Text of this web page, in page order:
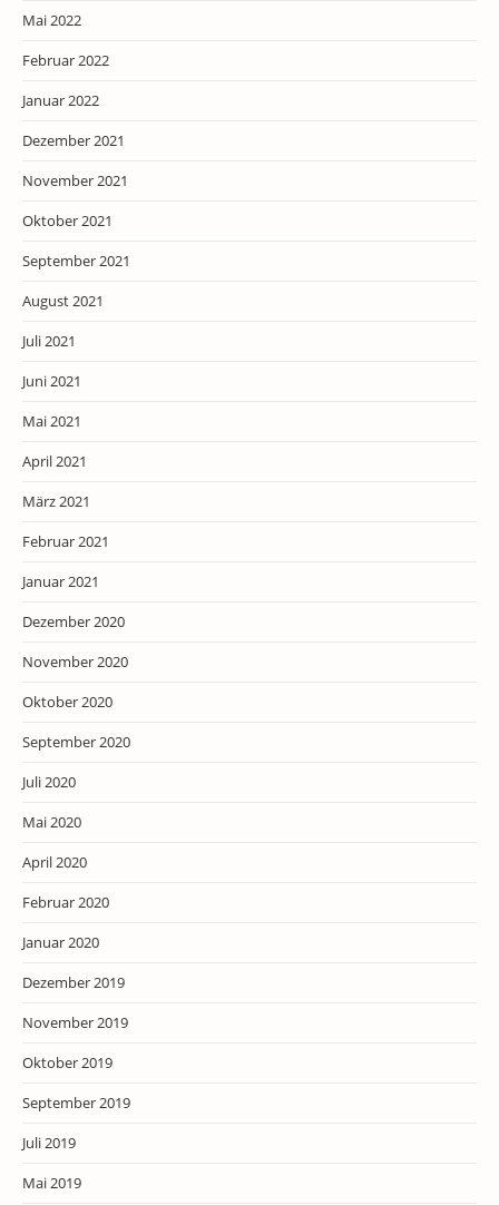
Mai 2022
Februar 2022
Januar 2022
Dezember 2021
November 2021
Oktober 2021
September 2021
August 2021
Juli 2021
Juni 2021
Mai 2021
April 2021
März 2021
Februar 2021
Januar 2021
Dezember 2020
November 2020
Oktober 2020
September 2020
Juli 2020
Mai 2020
April 2020
Februar 2020
Januar 2020
Dezember 2019
November 2019
Oktober 2019
September 2019
Juli 2019
Mai 2019